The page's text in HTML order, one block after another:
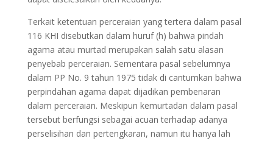
Terkait ketentuan perceraian yang tertera dalam pasal
116 KHI disebutkan dalam huruf (h) bahwa pindah
agama atau murtad merupakan salah satu alasan
penyebab perceraian. Sementara pasal sebelumnya
dalam PP No. 9 tahun 1975 tidak di cantumkan bahwa
perpindahan agama dapat dijadikan pembenaran
dalam perceraian. Meskipun kemurtadan dalam pasal
tersebut berfungsi sebagai acuan terhadap adanya
perselisihan dan pertengkaran, namun itu hanya lah